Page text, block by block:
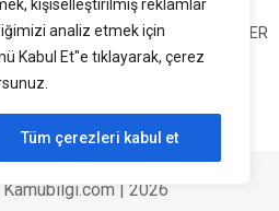
kişiselleştirilmiş reklamlar
analiz etmek için
Kabul Et"e tıklayarak, çerez
Tüm çerezleri kabul et
GÜNCEL HABER
SİYASET
Kamubilgi.com | 2026